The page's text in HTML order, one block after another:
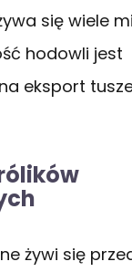
się wiele
hodowli jest
eksport
żywi się